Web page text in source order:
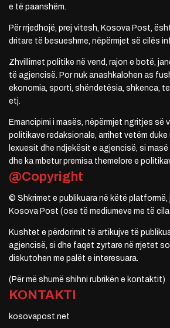
e të paanshëm.
Për rrjedhojë, prej vitesh, Kosova Post,
dritare të besueshme, nëpërmjet së cilës
Zhvillimet politike në vend, rajon e botë,
të agjencisë. Por nuk anashkalohen as
ekonomia, sporti, shëndetësia, shkenca,
etj.
Emancipimi i masës, nëpërmjet ngritjes së
politikave redaksionale, arrihet vetëm duke
lexuesit dhe ndjekësit e agjencisë, si
dhe ka mbetur premisa themelore e
@Copyright
© Shkrimet e publikuara në këtë platformë,
Kosova Post (ose të mediumeve me të
Kushtet e përdorimit të artikujve të
agjencisë, si dhe faqet zyrtare në rrjetet
diskutohen me palët e interesuara.
(Për më shumë shihni rubrikën e kontaktit)
KONTAKTI
kosovapost.net